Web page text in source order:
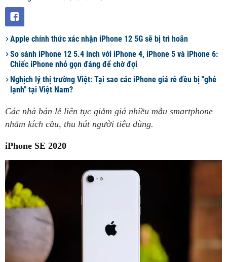
Apple chính thức xác nhận iPhone 12 5G sẽ bị trì hoãn
So sánh iPhone 12 5.4 inch với iPhone 4, iPhone 5 và iPhone 6:
Chiếc iPhone nhỏ gọn đáng để chờ đợi
Nghịch lý thị trường Việt: Tại sao các iPhone giá rẻ đều bị "ghẻ
lạnh" tại Việt Nam?
Các nhà bán lẻ liên tục giảm giá nhiều mẫu smartphone
nhằm kích cầu, thu hút người tiêu dùng.
iPhone SE 2020